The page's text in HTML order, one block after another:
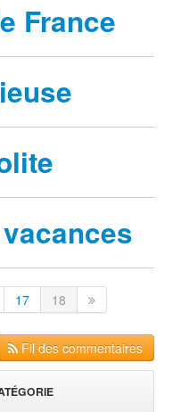
France
17 18
Fil des commentaires